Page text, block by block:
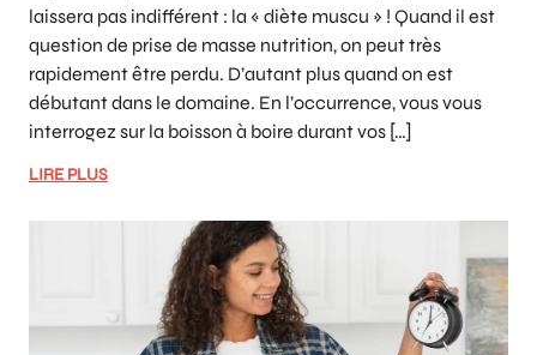
laissera pas indifférent : la « diète muscu » ! Quand il est
question de prise de masse nutrition, on peut très
rapidement être perdu. D’autant plus quand on est
débutant dans le domaine. En l’occurrence, vous vous
interrogez sur la boisson à boire durant vos […]
LIRE PLUS